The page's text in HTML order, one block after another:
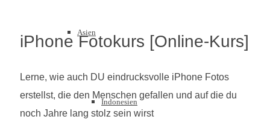
Asien
Indonesien
iPhone Fotokurs [Online-Kurs]
Lerne, wie auch DU eindrucksvolle iPhone Fotos
erstellst, die den Menschen gefallen und auf die du
noch Jahre lang stolz sein wirst